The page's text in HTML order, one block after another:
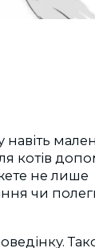
котів
не лише
чи